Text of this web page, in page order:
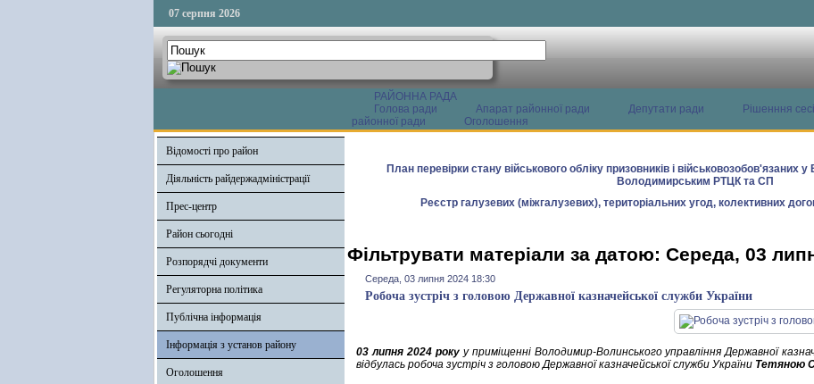
07 серпня 2026
РАЙОННА РАДА
Голова ради
Апарат районної ради Депутати ради Рішенння
районної ради
Оголошення
Відомості про район
Діяльність райдержадміністрації
Прес-центр
Район сьогодні
Розпорядчі документи
Регуляторна політика
Публічна інформація
Інформація з установ району
Оголошення
План перевірки стану військового обліку призовників і військовозобов'язаних
Володимирським РТЦК та СП
Реєстр галузевих (міжгалузевих), територіальних угод, колективних
Фільтрувати матеріали за датою: Середа, 03
Середа, 03 липня 2024 18:30
Робоча зустріч з головою Державної казначейської служби України
03 липня 2024 року у приміщенні Володимир-Волинського управління Державної
відбулась робоча зустріч з головою Державної казначейської служби України Тетяною